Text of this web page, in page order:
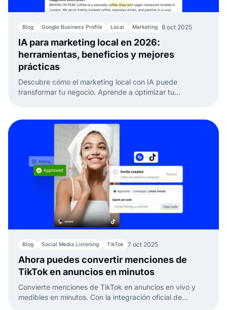
Blog Google Business Profile Local Marketing 8 oct 2025
IA para marketing local en 2026:
herramientas, beneficios y mejores
prácticas
Descubre cómo el marketing local con IA puede
transformar tu negocio. Aprende a optimizar tu
Blog Social Media Listening TikTok 7 oct 2025
Ahora puedes convertir menciones de
TikTok en anuncios en minutos
Convierte menciones de TikTok en anuncios en vivo y
medibles en minutos. Con la integración oficial de